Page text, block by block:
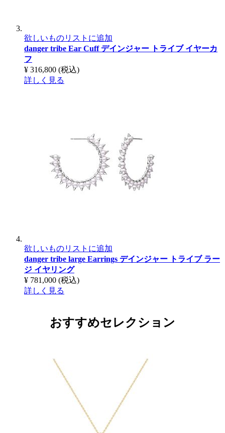
欲しいものリストに追加
danger tribe Ear Cuffデインジャー トライブ イヤーカ
フ
¥ 316,800 (税込)
詳しく見る
欲しいものリストに追加
danger tribe large Earrings デインジャー トライブ ラー
ジ イヤリング
¥ 781,000 (税込)
詳しく見る
おすすめセレクション